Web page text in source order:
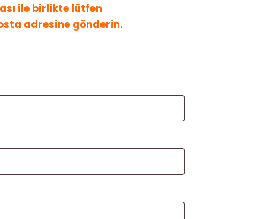
ile birlikte lütfen
adresine gönderin.